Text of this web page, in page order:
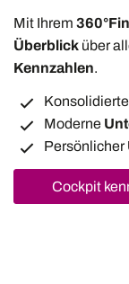
Mit Ihrem
Überblick über
Kennzahlen.
Moderne
Persönlicher
Cockpit